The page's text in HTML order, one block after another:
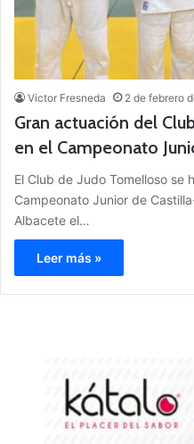
Victor Fresneda 2 de febrero
Gran actuación del
en el Campeonato
El Club de Judo Tomelloso se
Campeonato Junior de
Albacete el…
Leer más »